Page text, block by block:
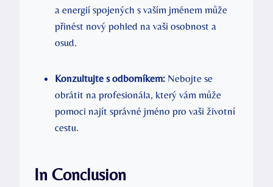
a energií spojených s vaším jménem může
přinést nový pohled na vaši osobnost a
osud.
Konzultujte s odborníkem: Nebojte se
obrátit na profesionála, který vám může
pomoci najít správné jméno pro vaši životní
cestu.
In Conclusion